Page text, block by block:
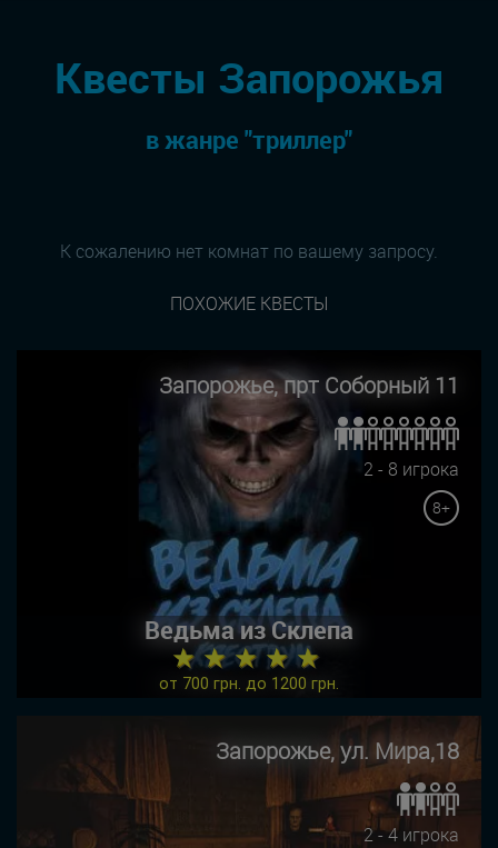
Квесты Запорожья
в жанре "триллер"
К сожалению нет комнат по вашему запросу.
ПОХОЖИЕ КВЕСТЫ
Запорожье, прт Соборный 11
2 - 8 игрока
8+
Ведьма из Склепа
★ ★ ★ ★ ★
от 700 грн. до 1200 грн.
Запорожье, ул. Мира,18
2 - 4 игрока